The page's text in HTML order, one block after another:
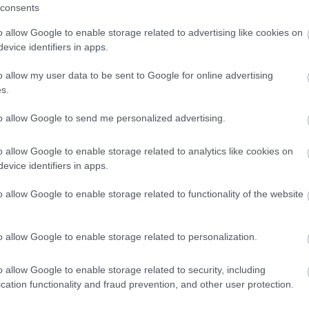
allow Google to enable storage related to advertising like cookies on
identifiers in apps.
allow my user data to be sent to Google for online advertising
allow Google to send me personalized advertising.
allow Google to enable storage related to analytics like cookies on
identifiers in apps.
allow Google to enable storage related to functionality of the website
allow Google to enable storage related to personalization.
allow Google to enable storage related to security, including
functionality and fraud prevention, and other user protection.
a Shorts videók megtekintésére. Ez a gyakorlatban
eltüntethetők az alkalmazásból mind Androidon,
Shorts-időzítő frissítése, amelynél eddig a
a szülők számára, hogy szabályozhassák,
görgetésével. Akkor jelezték, hogy a nulla perces
Makenzie Spiller szerint ez a lehetőség mostanra
vezetik be minden felhasználónál, beleértve a
hasznos, hanem bárki számára, aki csökkenteni
után a Shorts fülön nem jelennek meg videók,
a napi korlátot. Tesztek szerint ilyenkor a rövid
perces beállítással teljesen kiiktathatók. A funkció
az "időkezelés" menüpontban kell bekapcsolni a